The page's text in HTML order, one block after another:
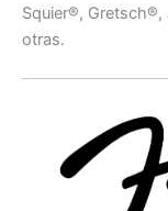
Squier®,
otras.